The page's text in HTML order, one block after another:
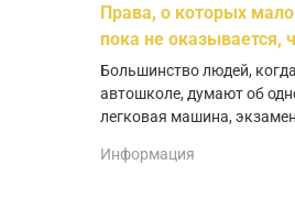
Права, о которых
пока не оказывается,
Большинство людей,
автошколе, думают об
легковая машина,
Информация